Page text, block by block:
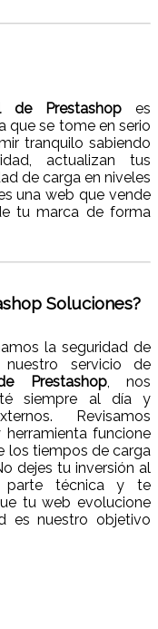
de Prestashopes
que se tome en serio
tranquilo sabiendo
actualizan tus
de carga en niveles
una web que vende
tu marca de forma
Soluciones?
la seguridad de
servicio de
Prestashop, nos
siempre al día y
Revisamos
funcione
los tiempos de carga
dejes tu inversión al
parte técnica y te
tu web evolucione
es nuestro objetivo